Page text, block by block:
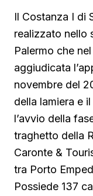
Il Costanza I di
realizzato nello
Palermo che
aggiudicata
novembre del
della lamiera e
l’avvio della
traghetto della
Caronte &
tra Porto
Possiede 137